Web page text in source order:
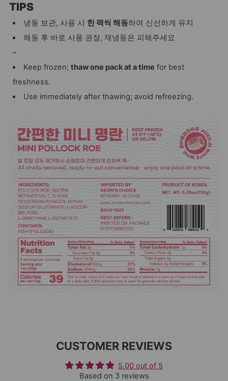
TIPS
냉동 보관, 사용 시 한 팩씩 해동하여 신선하게 유지
해동 후 바로 사용 권장, 재냉동은 피해주세요
–
Keep frozen; thaw one pack at a time for best
freshness.
Use immediately after thawing; avoid refreezing.
CUSTOMER REVIEWS
5.00 out of 5
Based on 3 reviews